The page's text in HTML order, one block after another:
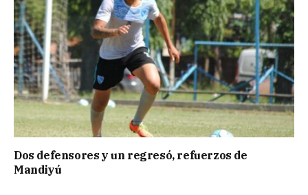
Dos defensores y un regresó, refuerzos de
Mandiyú